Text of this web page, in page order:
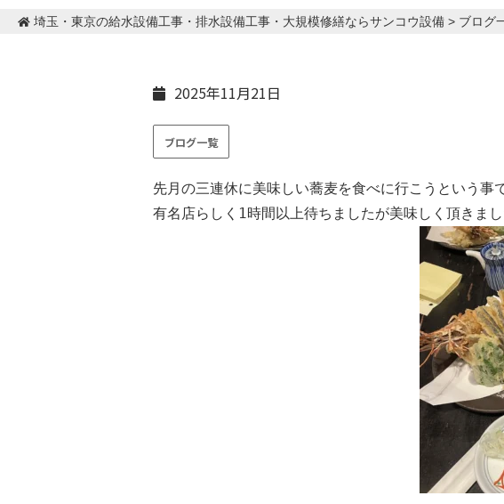
埼玉・東京の給水設備工事・排水設備工事・大規模修繕ならサンコウ設備 > ブログ
2025年11月21日
ブログ一覧
先月の三連休に美味しい蕎麦を食べに行こうという事
有名店らしく1時間以上待ちましたが美味しく頂きまし